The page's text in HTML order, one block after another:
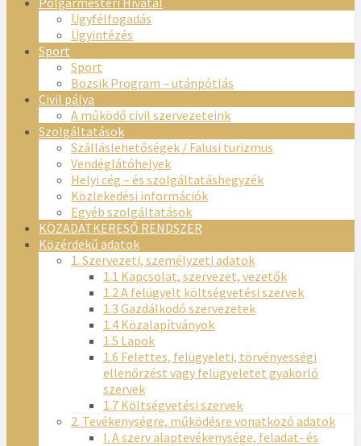
Ügyfélfogadás
Ügyintézés
Sport
Sport
Bozsik Program – utánpótlás
Civil pálya
A működő civil szervezeteink
Szolgáltatások
Szálláslehetőségek / Falusi turizmus
Vendéglátóhelyek
Helyi cég – és szolgáltatáshegyzék
Közlekedési információk
Egyéb szolgáltatások
KÖZADATKERESŐ RENDSZER
Közérdekű adatok
1. Szervezeti, személyzeti adatok
1.1 Kapcsolat, szervezet, vezetők
1.2 A felügyelt költségvetési szervek
1.3 Gazdálkodó szervezetek
1.4 Közalapítványok
1.5 Lapok
1.6 Felettes, felügyeleti, törvényességi
ellenőrzést vagy felügyeletet gyakorló
szervek
1.7 Költségvetési szervek
2. Tevékenységre, működésre vonatkozó adatok
I. A szerv alaptevékenysége, feladat- és